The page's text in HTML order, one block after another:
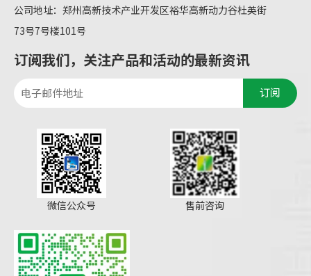
公司地址：郑州高新技术产业开发区裕华高新动力谷杜英街
73号7号楼101号
订阅我们，关注产品和活动的最新资讯
订阅
微信公众号 售前咨询